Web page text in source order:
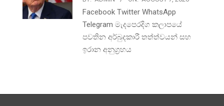
Facebook Twitter WhatsApp
Telegram මැදපෙරදිග කලාපයේ
පවතින අර්බුදකාරී තත්ත්වයන් සහ
ඉරාන අනුග්‍රහය